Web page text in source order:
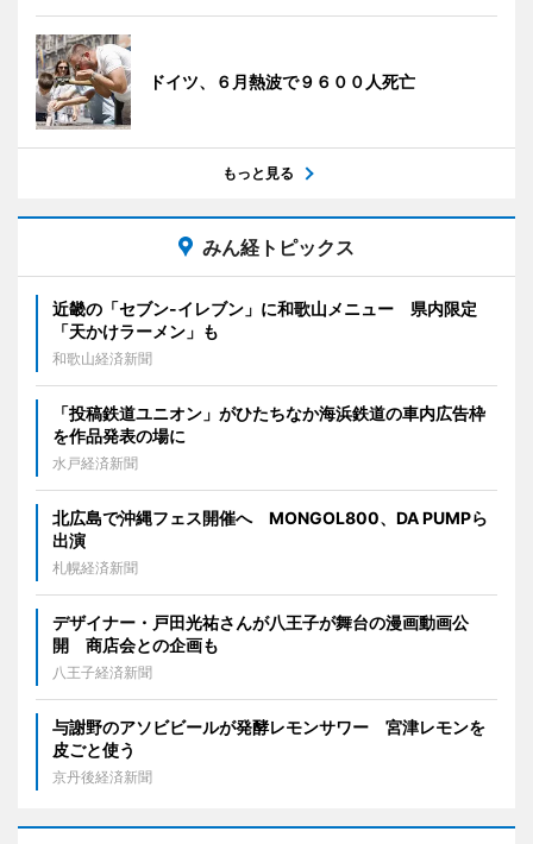
ドイツ、６月熱波で９６００人死亡
もっと見る
みん経トピックス
近畿の「セブン-イレブン」に和歌山メニュー 県内限定
「天かけラーメン」も
和歌山経済新聞
「投稿鉄道ユニオン」がひたちなか海浜鉄道の車内広告枠
を作品発表の場に
水戸経済新聞
北広島で沖縄フェス開催へ MONGOL800、DA PUMPら
出演
札幌経済新聞
デザイナー・戸田光祐さんが八王子が舞台の漫画動画公
開 商店会との企画も
八王子経済新聞
与謝野のアソビビールが発酵レモンサワー 宮津レモンを
皮ごと使う
京丹後経済新聞